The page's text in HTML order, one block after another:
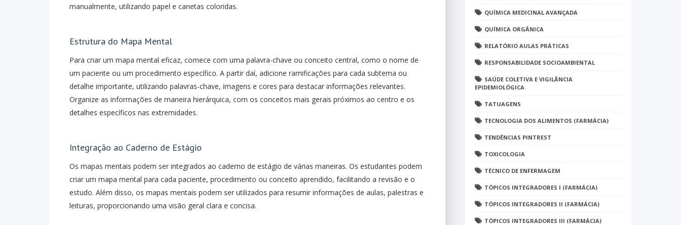
manualmente, utilizando papel e canetas coloridas.
Estrutura do Mapa Mental
Para criar um mapa mental eficaz, comece com uma palavra-chave ou conceito central, como o nome de
um paciente ou um procedimento específico. A partir daí, adicione ramificações para cada subtema ou
detalhe importante, utilizando palavras-chave, imagens e cores para destacar informações relevantes.
Organize as informações de maneira hierárquica, com os conceitos mais gerais próximos ao centro e os
detalhes específicos nas extremidades.
Integração ao Caderno de Estágio
Os mapas mentais podem ser integrados ao caderno de estágio de várias maneiras. Os estudantes podem
criar um mapa mental para cada paciente, procedimento ou conceito aprendido, facilitando a revisão e o
estudo. Além disso, os mapas mentais podem ser utilizados para resumir informações de aulas, palestras e
leituras, proporcionando uma visão geral clara e concisa.
QUÍMICA MEDICINAL AVANÇADA
QUÍMICA ORGÂNICA
RELATÓRIO AULAS PRÁTICAS
RESPONSABILIDADE SOCIOAMBIENTAL
SAÚDE COLETIVA E VIGILÂNCIA
EPIDEMIOLÓGICA
TATUAGENS
TECNOLOGIA DOS ALIMENTOS (FARMÁCIA)
TENDÊNCIAS PINTREST
TOXICOLOGIA
TÉCNICO DE ENFERMAGEM
TÓPICOS INTEGRADORES I (FARMÁCIA)
TÓPICOS INTEGRADORES II (FARMÁCIA)
TÓPICOS INTEGRADORES III (FARMÁCIA)